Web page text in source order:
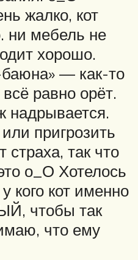
жалко, кот
ни мебель не
хорошо.
— как-то
равно орёт.
надрывается.
пригрозить
страха, так что
о_О Хотелось
кого кот именно
чтобы так
что ему